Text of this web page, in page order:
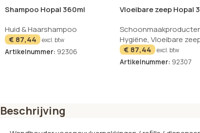
Shampoo Hopal 360ml
Huid & Haarshampoo
€ 87,44 excl. btw
Artikelnummer: 92306
Vloeibare zeep Hopal
Hygiëne, Vloeibare
€ 87,44 excl. btw
Artikelnummer: 92307
Beschrijving